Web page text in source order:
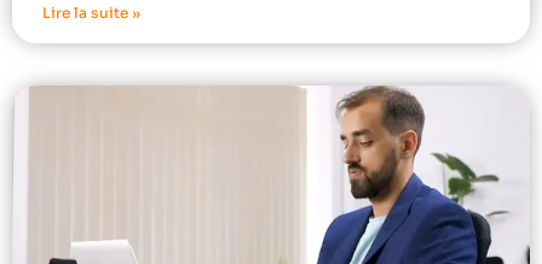
Lire la suite »